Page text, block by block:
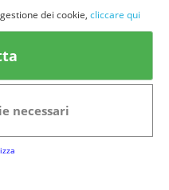
Reserved.
e bevande
Animali
dei cookie, cliccare qui
necessari